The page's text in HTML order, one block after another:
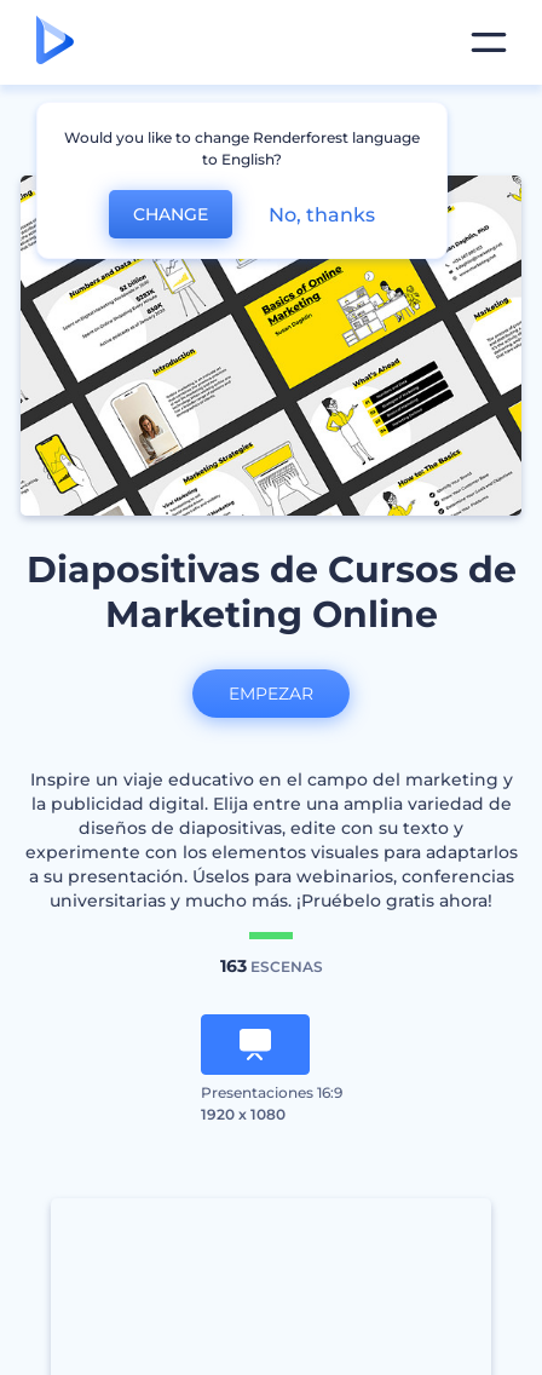
Diapositivas de Cursos de
Marketing Online
Inspire un viaje educativo en el campo del marketing y
la publicidad digital. Elija entre una amplia variedad de
diseños de diapositivas, edite con su texto y
experimente con los elementos visuales para adaptarlos
a su presentación. Úselos para webinarios, conferencias
universitarias y mucho más. ¡Pruébelo gratis ahora!
163ESCENAS
Presentaciones 16:9
1920 x 1080
EMPEZAR
Would you like to change Renderforest language
to English?
CHANGE No, thanks